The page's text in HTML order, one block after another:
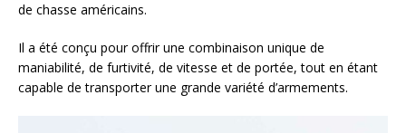
de chasse américains.
Il a été conçu pour offrir une combinaison unique de
maniabilité, de furtivité, de vitesse et de portée, tout en étant
capable de transporter une grande variété d’armements.